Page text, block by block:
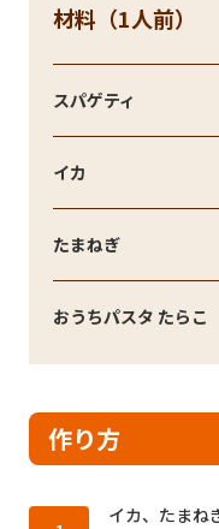
材料（1人前）
スパゲティ
イカ
たまねぎ
おうちパスタ たらこ
作り方
作り方1：
イカ、たまね